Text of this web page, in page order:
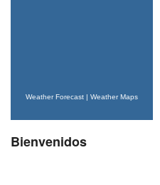
Weather Forecast | Weather Maps
Bienvenidos